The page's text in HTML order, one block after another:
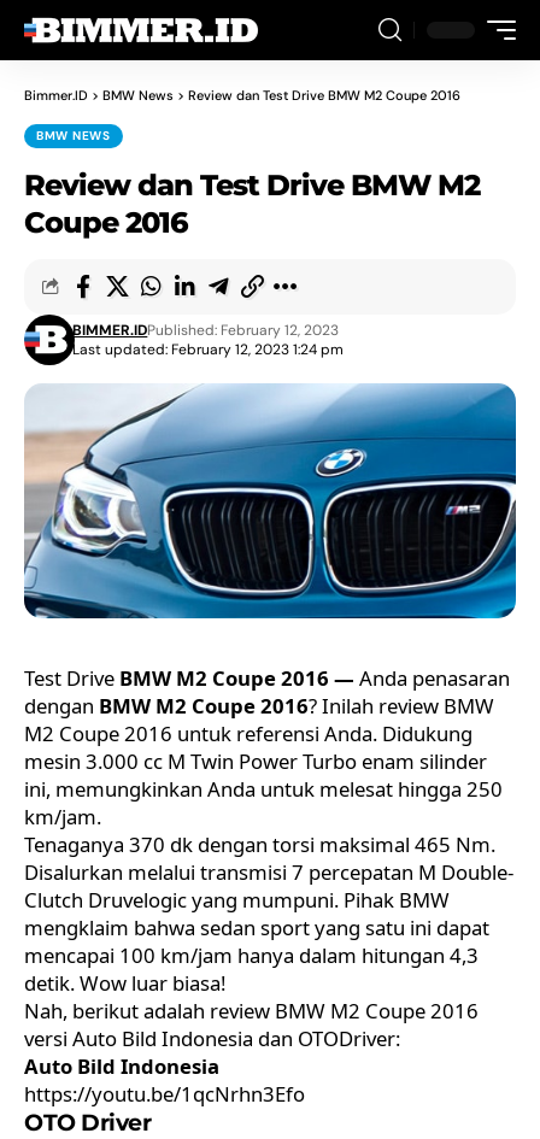
Bimmer.ID > BMW News > Review dan Test Drive BMW M2 Coupe 2016
BMW NEWS
Review dan Test Drive BMW M2
Coupe 2016
Last updated: February 12, 2023 1:24 pm
BIMMER.IDPublished: February 12, 2023
Test Drive BMW M2 Coupe 2016 — Anda penasaran
dengan BMW M2 Coupe 2016? Inilah review BMW
M2 Coupe 2016 untuk referensi Anda. Didukung
mesin 3.000 cc M Twin Power Turbo enam silinder
ini, memungkinkan Anda untuk melesat hingga 250
km/jam.
Tenaganya 370 dk dengan torsi maksimal 465 Nm.
Disalurkan melalui transmisi 7 percepatan M Double-
Clutch Druvelogic yang mumpuni. Pihak BMW
mengklaim bahwa sedan sport yang satu ini dapat
mencapai 100 km/jam hanya dalam hitungan 4,3
detik. Wow luar biasa!
Nah, berikut adalah review BMW M2 Coupe 2016
versi Auto Bild Indonesia dan OTODriver:
Auto Bild Indonesia
https://youtu.be/1qcNrhn3Efo
OTO Driver